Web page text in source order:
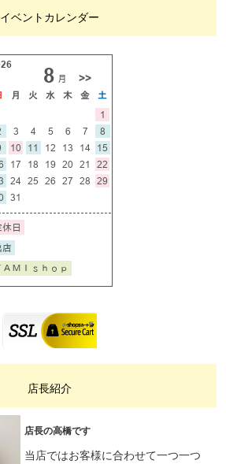
イベントカレンダー
店長紹介
店長の高橋です
当店ではお客様に合わせて一つ一つ